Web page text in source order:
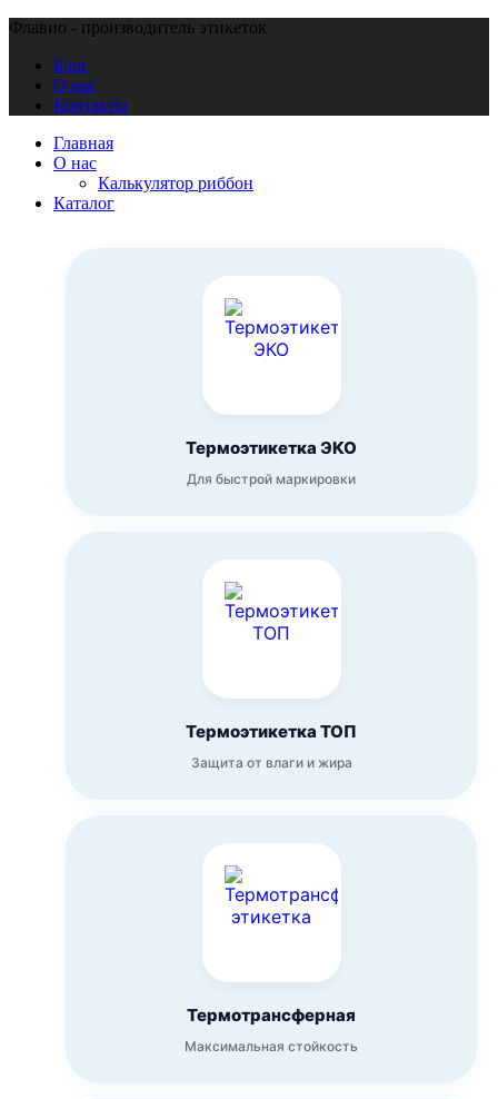
Флавио - производитель этикеток
Блог
О нас
Контакты
Главная
О нас
Калькулятор риббон
Каталог
Термоэтикетка ЭКО
Для быстрой маркировки
Термоэтикетка ТОП
Защита от влаги и жира
Термотрансферная
Максимальная стойкость